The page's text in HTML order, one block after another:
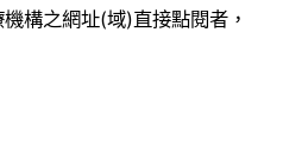
構之網址(域)直接點閱者，